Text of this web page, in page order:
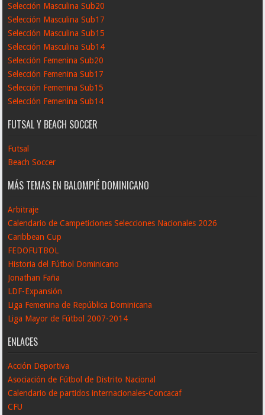
Selección Masculina Sub20
Selección Masculina Sub17
Selección Masculina Sub15
Selección Masculina Sub14
Selección Femenina Sub20
Selección Femenina Sub17
Selección Femenina Sub15
Selección Femenina Sub14
FUTSAL Y BEACH SOCCER
Futsal
Beach Soccer
MÁS TEMAS EN BALOMPIÉ DOMINICANO
Arbitraje
Calendario de Campeticiones Selecciones Nacionales 2026
Caribbean Cup
FEDOFUTBOL
Historia del Fútbol Dominicano
Jonathan Faña
LDF-Expansión
Liga Femenina de República Dominicana
Liga Mayor de Fútbol 2007-2014
ENLACES
Acción Deportiva
Asociación de Fútbol de Distrito Nacional
Calendario de partidos internacionales-Concacaf
CFU